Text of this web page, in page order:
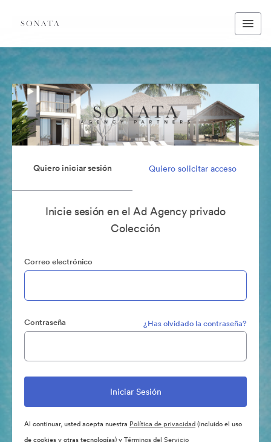
Quiero iniciar sesión Quiero solicitar acceso
Inicie sesión en el Ad Agency privado
Colección
Correo electrónico
Contraseña ¿Has olvidado la contraseña?
Al continuar, usted acepta nuestra Política de privacidad(incluido el uso
de cookies y otras tecnologías) yTérminos del Servicio